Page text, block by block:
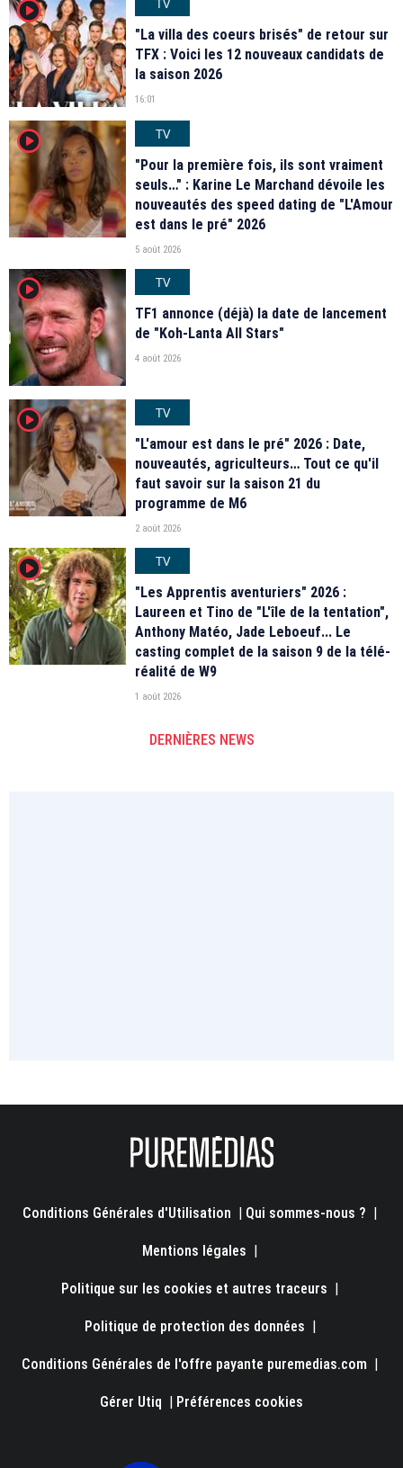
player2
"La villa des coeurs brisés" de retour sur
TFX : Voici les 12 nouveaux candidats de
la saison 2026
16:01
player2
TV
"Pour la première fois, ils sont vraiment
seuls…" : Karine Le Marchand dévoile les
nouveautés des speed dating de "L'Amour
est dans le pré" 2026
5 août 2026
player2
TV
TF1 annonce (déjà) la date de lancement
de "Koh-Lanta All Stars"
4 août 2026
player2
TV
"L'amour est dans le pré" 2026 : Date,
nouveautés, agriculteurs… Tout ce qu'il
faut savoir sur la saison 21 du
programme de M6
2 août 2026
player2
TV
"Les Apprentis aventuriers" 2026 :
Laureen et Tino de "L'île de la tentation",
Anthony Matéo, Jade Leboeuf... Le
casting complet de la saison 9 de la télé-
réalité de W9
1 août 2026
DERNIÈRES NEWS
Conditions Générales d'Utilisation | Qui sommes-nous ? |
Mentions légales |
Politique sur les cookies et autres traceurs |
Politique de protection des données |
Conditions Générales de l'offre payante puremedias.com |
Gérer Utiq | Préférences cookies